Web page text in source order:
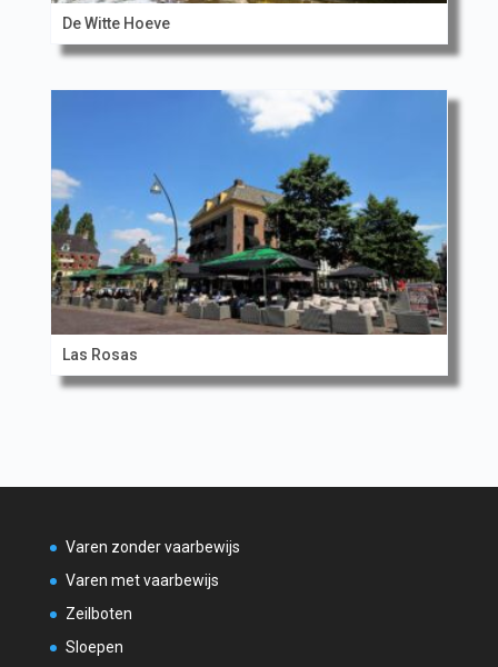
De Witte Hoeve
Las Rosas
Varen zonder vaarbewijs
Varen met vaarbewijs
Zeilboten
Sloepen